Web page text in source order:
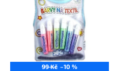
99 Kč –10 %